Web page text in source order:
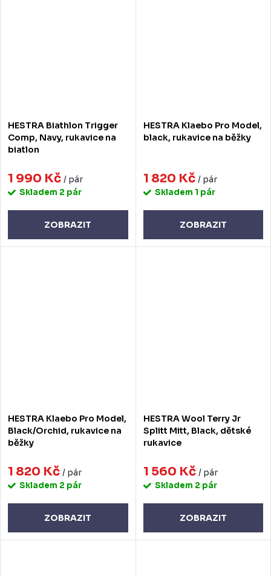
HESTRA Biathlon Trigger
Comp, Navy, rukavice na
biatlon
1 990 Kč / pár
Skladem 2 pár
ZOBRAZIT
HESTRA Klaebo Pro Model,
black, rukavice na běžky
1 820 Kč / pár
Skladem 1 pár
ZOBRAZIT
HESTRA Klaebo Pro Model,
Black/Orchid, rukavice na
běžky
1 820 Kč / pár
Skladem 2 pár
ZOBRAZIT
HESTRA Wool Terry Jr
Splitt Mitt, Black, dětské
rukavice
1 560 Kč / pár
Skladem 2 pár
ZOBRAZIT